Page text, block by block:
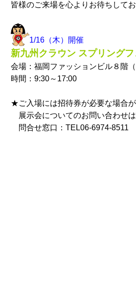
皆様のご来場を心よりお待ちしてお
1/16（木）開催
新九州クラウン スプリング
会場：福岡ファッションビル８階（
時間：9:30～17:00
★ご入場には招待券が必要な場合が
展示会についてのお問い合わせ
問合せ窓口：TEL06-6974-8511